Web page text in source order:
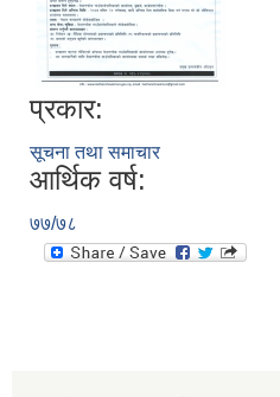
प्रकार:
सूचना तथा समाचार
आर्थिक वर्ष:
७७/७८